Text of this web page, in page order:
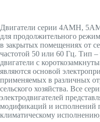
Двигатели серии 4АМН,
для продолжительного
в закрытых помещениях от
частотой 50 или 60 Гц. Тип
двигатели с
являются основой
применяемых в различных
сельского хозяйства. Все
электродвигателей
модификаций и исполнений
климатическому